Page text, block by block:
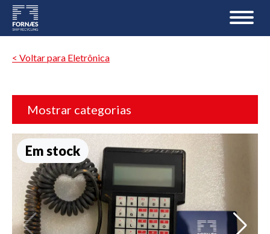
< Voltar para Eletrônica
Mostrar categorias
Em stock